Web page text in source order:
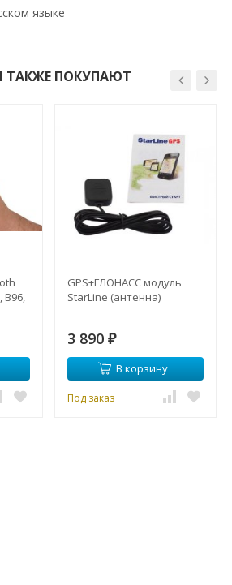
языке
ТАКЖЕ ПОКУПАЮТ
B96,
GPS+ГЛОНАСС модуль
StarLine (антенна)
3 890 ₽
В корзину
Под заказ